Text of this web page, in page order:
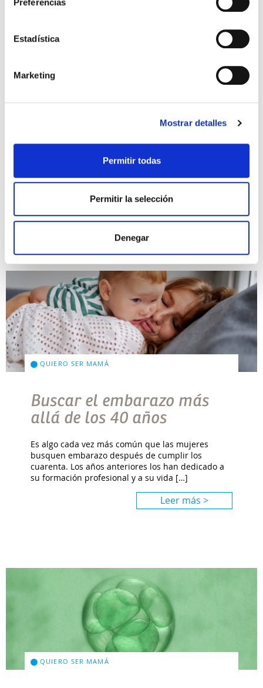
Estadística
Marketing
Mostrar detalles
Permitir todas
Permitir la selección
Denegar
Las diferencias entre
“cigoto”, “embrión” y “feto”
durante el embarazo
En el mundo de la reproducción, existen palabras
muy similares que pueden dar lugar a confusiones
conceptos “cigoto”, “embrión” y […]
Leer más >
QUIERO SER MAMÁ
Buscar el embarazo más
allá de los 40 años
Es algo cada vez más común que las mujeres
busquen embarazo después de cumplir los
cuarenta. Los años anteriores los han dedicado a
su formación profesional y a su vida […]
Leer más >
QUIERO SER MAMÁ